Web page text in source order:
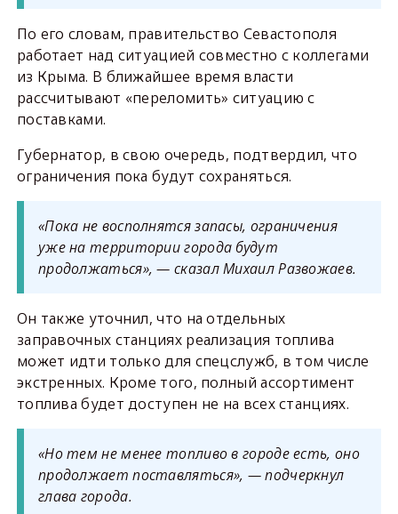
По его словам, правительство Севастополя
работает над ситуацией совместно с коллегами
из Крыма. В ближайшее время власти
рассчитывают «переломить» ситуацию с
поставками.
Губернатор, в свою очередь, подтвердил, что
ограничения пока будут сохраняться.
«Пока не восполнятся запасы, ограничения
уже на территории города будут
продолжаться», — сказал Михаил Развожаев.
Он также уточнил, что на отдельных
заправочных станциях реализация топлива
может идти только для спецслужб, в том числе
экстренных. Кроме того, полный ассортимент
топлива будет доступен не на всех станциях.
«Но тем не менее топливо в городе есть, оно
продолжает поставляться», — подчеркнул
глава города.